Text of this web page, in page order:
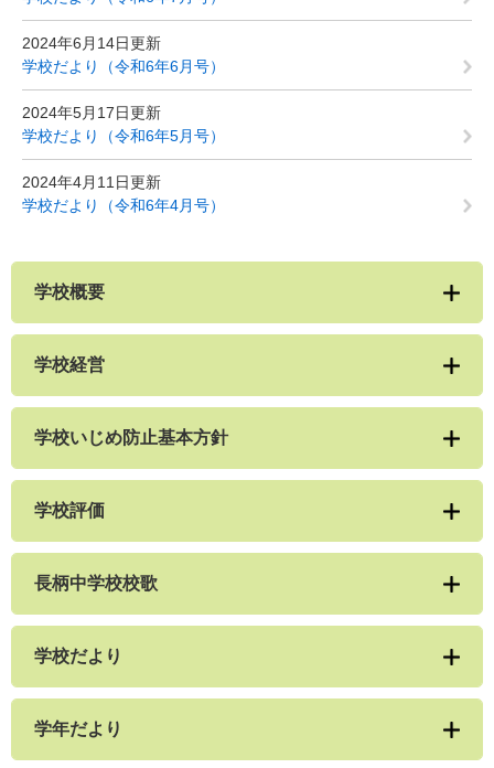
2024年6月14日更新
学校だより（令和6年6月号）
2024年5月17日更新
学校だより（令和6年5月号）
2024年4月11日更新
学校だより（令和6年4月号）
学校概要
学校経営
学校いじめ防止基本方針
学校評価
長柄中学校校歌
学校だより
学年だより